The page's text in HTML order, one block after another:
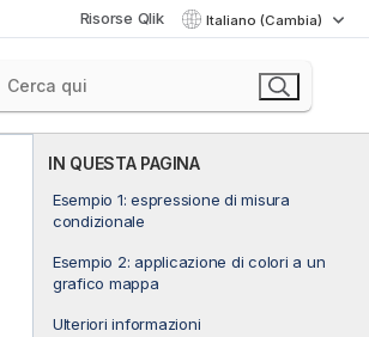
Risorse Qlik Italiano (Cambia)
IN QUESTA PAGINA
Esempio 1: espressione di misura
condizionale
Esempio 2: applicazione di colori a un
grafico mappa
Ulteriori informazioni